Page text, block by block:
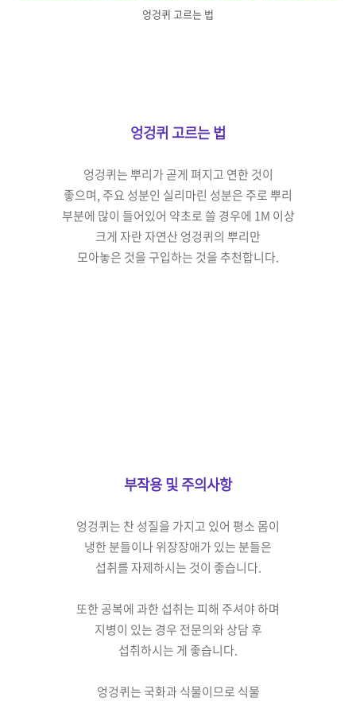
엉겅퀴 고르는 법
엉겅퀴 고르는 법
엉겅퀴는 뿌리가 곧게 펴지고 연한 것이
좋으며, 주요 성분인 실리마린 성분은 주로 뿌리
부분에 많이 들어있어 약초로 쓸 경우에 1M 이상
크게 자란 자연산 엉겅퀴의 뿌리만
모아놓은 것을 구입하는 것을 추천합니다.
부작용 및 주의사항
엉겅퀴는 찬 성질을 가지고 있어 평소 몸이
냉한 분들이나위장장애가 있는 분들은
섭취를 자제하시는 것이 좋습니다.
또한 공복에 과한 섭취는 피해 주셔야 하며
지병이 있는 경우 전문의와 상담 후
섭취하시는 게 좋습니다.
엉겅퀴는 국화과 식물이므로 식물